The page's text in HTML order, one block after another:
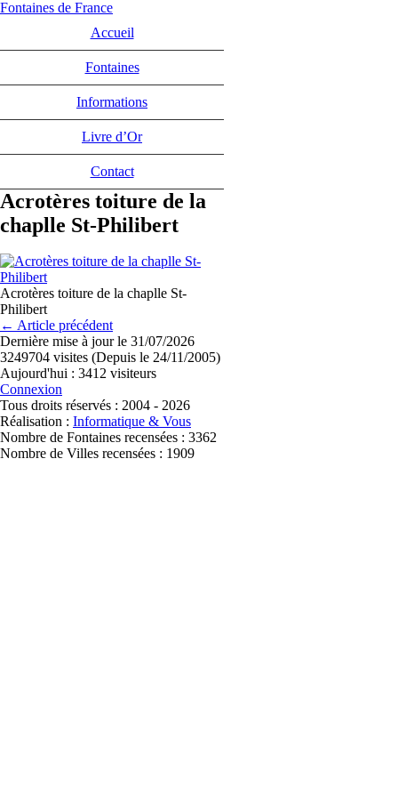
Fontaines de France
Accueil
Fontaines
Informations
Livre d’Or
Contact
Acrotères toiture de la
chaplle St-Philibert
Acrotères toiture de la chaplle St-
Philibert
← Article précédent
Dernière mise à jour le 31/07/2026
3249704 visites (Depuis le 24/11/2005)
Aujourd'hui : 3412 visiteurs
Connexion
Tous droits réservés : 2004 - 2026
Réalisation : Informatique & Vous
Nombre de Fontaines recensées : 3362
Nombre de Villes recensées : 1909